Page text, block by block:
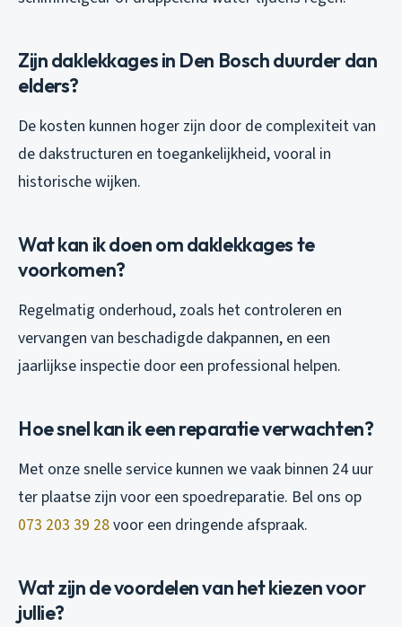
Zijn daklekkages in Den Bosch duurder dan
elders?
De kosten kunnen hoger zijn door de complexiteit van
de dakstructuren en toegankelijkheid, vooral in
historische wijken.
Wat kan ik doen om daklekkages te
voorkomen?
Regelmatig onderhoud, zoals het controleren en
vervangen van beschadigde dakpannen, en een
jaarlijkse inspectie door een professional helpen.
Hoe snel kan ik een reparatie verwachten?
Met onze snelle service kunnen we vaak binnen 24 uur
ter plaatse zijn voor een spoedreparatie. Bel ons op
073 203 39 28voor een dringende afspraak.
Wat zijn de voordelen van het kiezen voor
jullie?